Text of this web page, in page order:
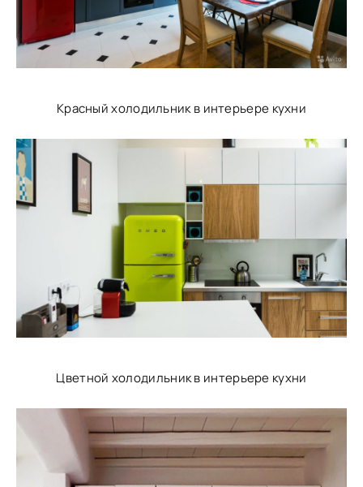
Красный холодильник в интерьере кухни
Цветной холодильник в интерьере кухни